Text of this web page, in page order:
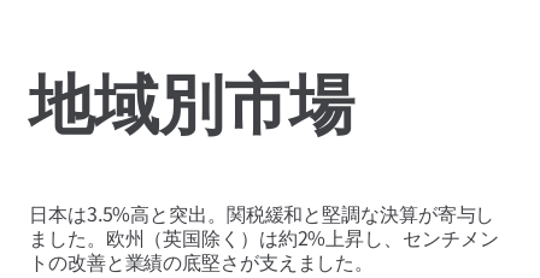
地域別市場
日本は3.5%高と突出。関税緩和と堅調な決算が寄与し
ました。欧州（英国除く）は約2%上昇し、センチメン
トの改善と業績の底堅さが支えました。